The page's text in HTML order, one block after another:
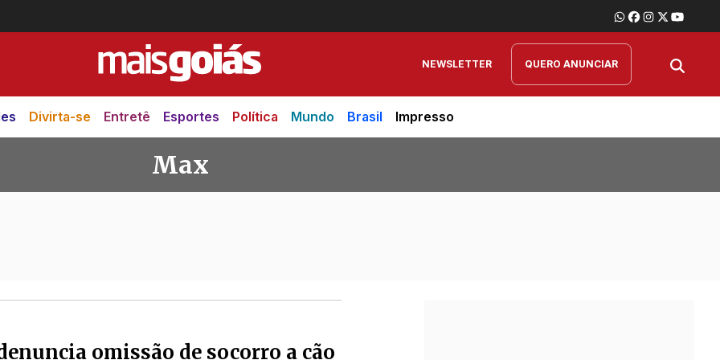
NEWSLETTER QUERO ANUNCIAR
Divirta-se Entretê Esportes Política Mundo Brasil Impresso
Max
omissão de socorro a cão